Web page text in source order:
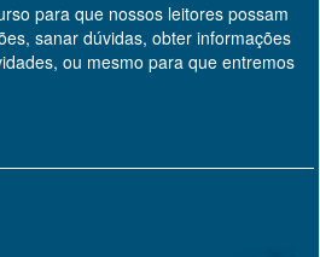
para que nossos leitores possam
sanar dúvidas, obter informações
ou mesmo para que entremos